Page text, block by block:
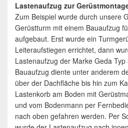
Lastenaufzug zur
Zum Beispiel wurde durch unsere
Gerüstturm mit einem Bauaufzug
aufgebaut. Erst wurde ein
Leiteraufstiegen errichtet, dann
Lastenaufzug der Marke Geda
Bauaufzug diente unter anderem
über der Dachfläche bis hin zum
Lastenkorb am Boden mit
und vom Bodenmann per
nach oben gefahren werden. Per